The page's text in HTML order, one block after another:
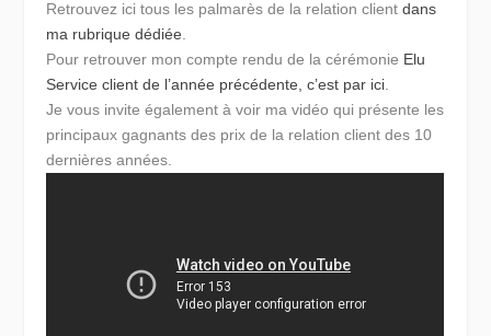
Retrouvez ici tous les palmarès de la relation clientdans
ma rubrique dédiée
Pour retrouver mon compte rendu de la cérémonie Elu
Service client de l’année précédente, c’est par ici
Je vous invite également à voir ma vidéo qui présente les
principaux gagnants des prix de la relation client des 10
dernières années.